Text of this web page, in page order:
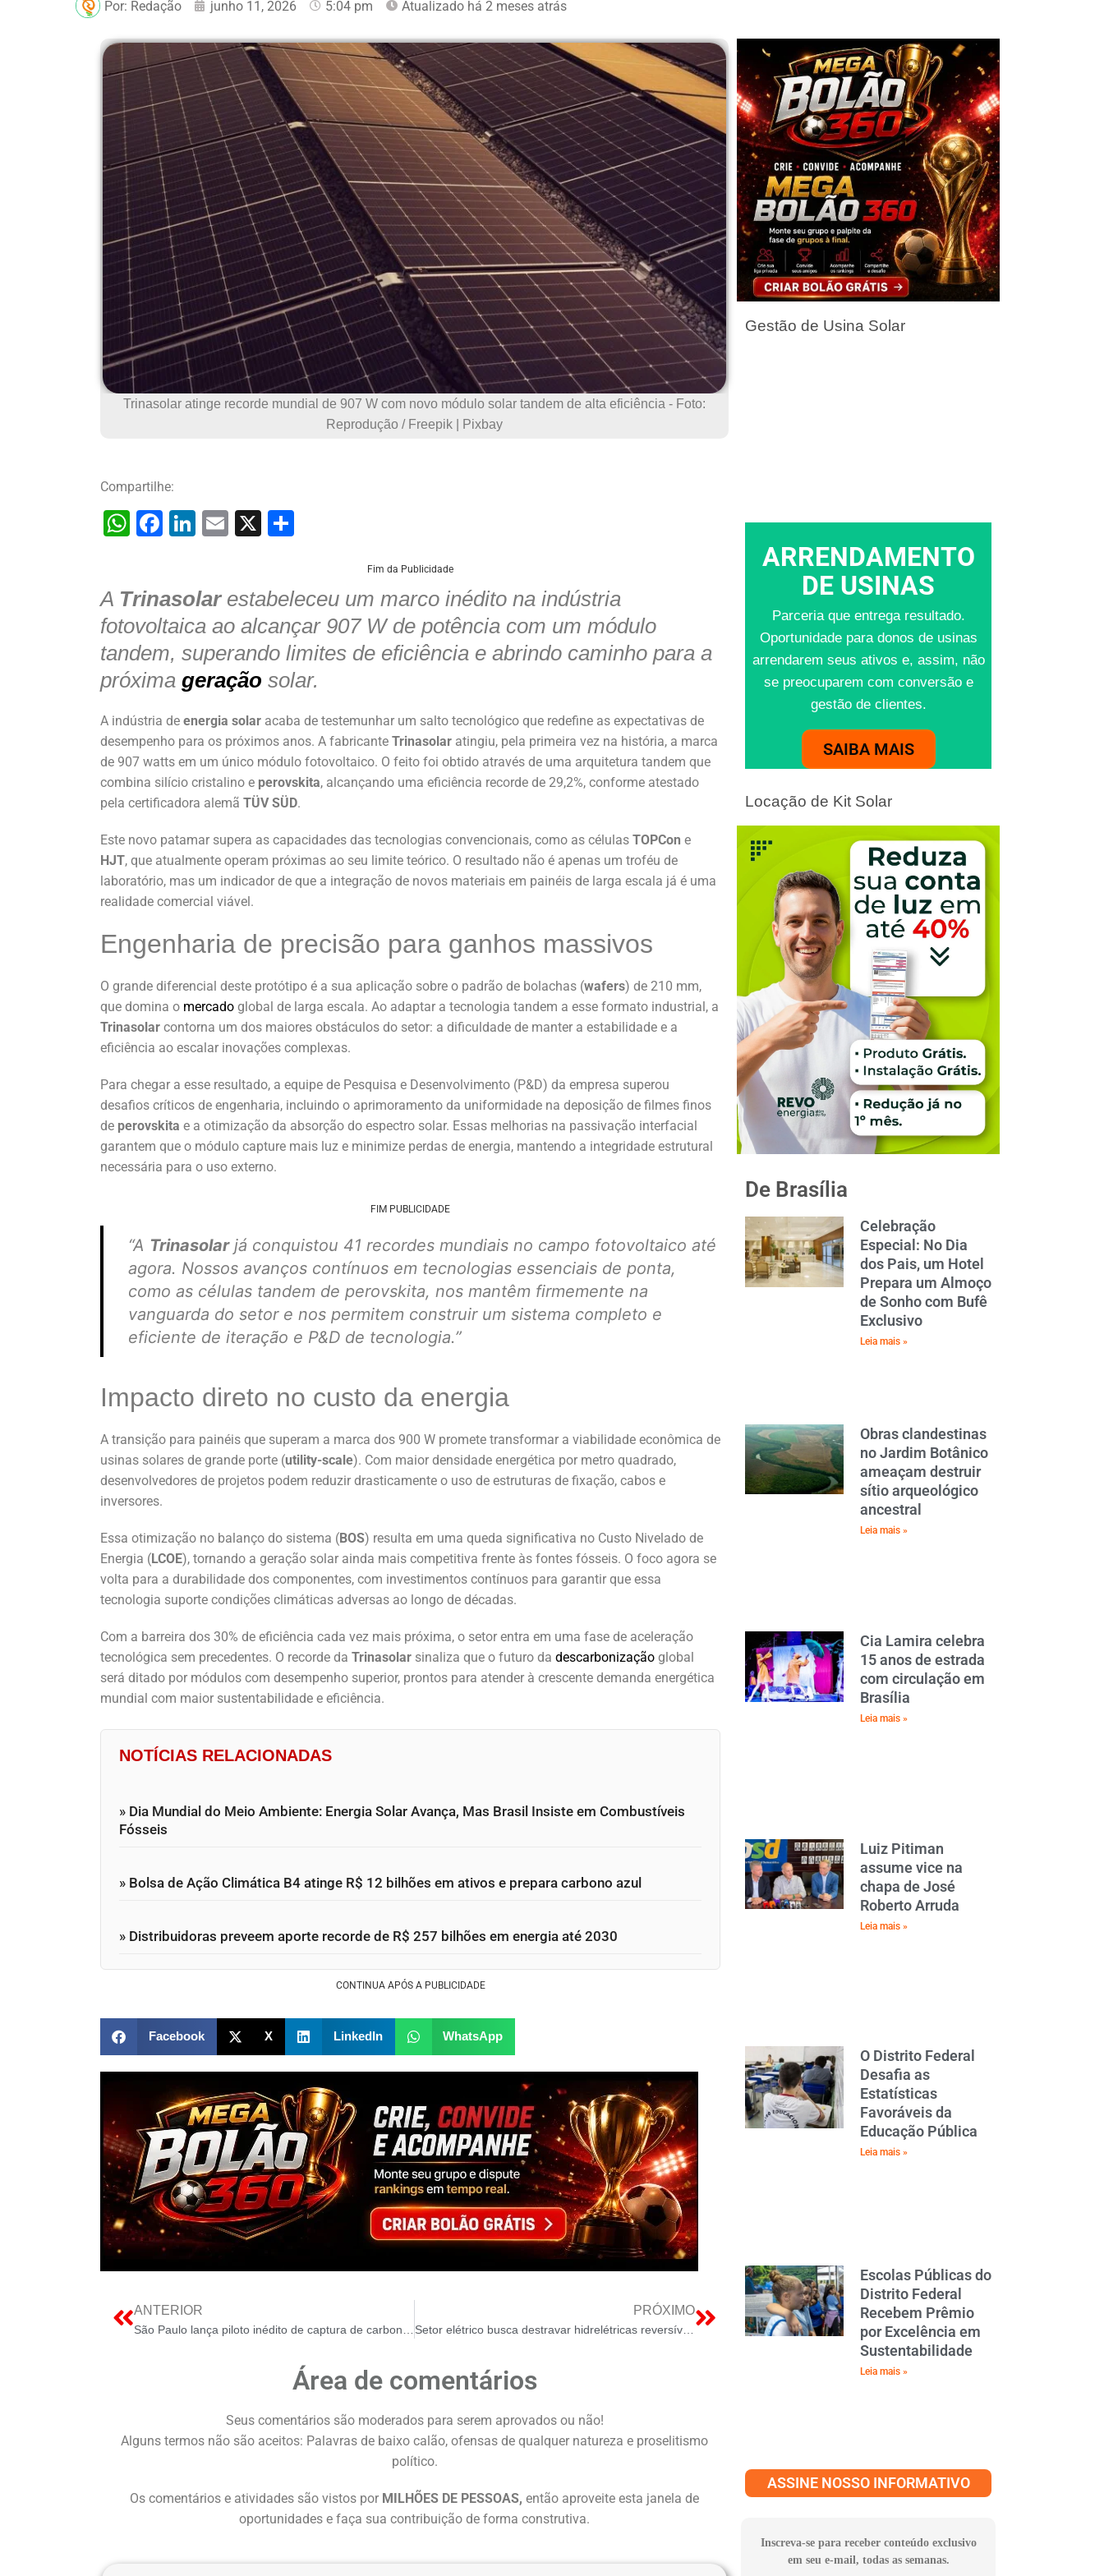
Por: Redação junho 11, 2026 5:04 pm Atualizado há 2 meses atrás
Trinasolar atinge recorde mundial de 907 W com novo módulo solar tandem de alta eficiência - Foto:
Reprodução / Freepik | Pixbay
Compartilhe:
W
s
A
p
p
F
e
b
o
o
k
Li
e
dI
n
E
l
X
e
Fim da Publicidade
A Trinasolarestabeleceu um marco inédito na indústria
fotovoltaica ao alcançar 907 W de potência com um módulo
tandem, superando limites de eficiência e abrindo caminho para a
próxima geração solar.
A indústria de energia solar acaba de testemunhar um salto tecnológico que redefine as expectativas de
desempenho para os próximos anos. A fabricante Trinasolar atingiu, pela primeira vez na história, a marca
de 907 watts em um único módulo fotovoltaico. O feito foi obtido através de uma arquitetura tandem que
combina silício cristalino e perovskita, alcançando uma eficiência recorde de 29,2%, conforme atestado
pela certificadora alemã TÜV SÜD.
Este novo patamar supera as capacidades das tecnologias convencionais, como as células TOPCon e
HJT, que atualmente operam próximas ao seu limite teórico. O resultado não é apenas um troféu de
laboratório, mas um indicador de que a integração de novos materiais em painéis de larga escala já é uma
realidade comercial viável.
Engenharia de precisão para ganhos massivos
O grande diferencial deste protótipo é a sua aplicação sobre o padrão de bolachas (wafers) de 210 mm,
que domina o mercado global de larga escala. Ao adaptar a tecnologia tandem a esse formato industrial, a
Trinasolar contorna um dos maiores obstáculos do setor: a dificuldade de manter a estabilidade e a
eficiência ao escalar inovações complexas.
Para chegar a esse resultado, a equipe de Pesquisa e Desenvolvimento (P&D) da empresa superou
desafios críticos de engenharia, incluindo o aprimoramento da uniformidade na deposição de filmes finos
de perovskita e a otimização da absorção do espectro solar. Essas melhorias na passivação interfacial
garantem que o módulo capture mais luz e minimize perdas de energia, mantendo a integridade estrutural
necessária para o uso externo.
FIM PUBLICIDADE
“A Trinasolarjá conquistou 41 recordes mundiais no campo fotovoltaico até
agora. Nossos avanços contínuos em tecnologias essenciais de ponta,
como as células tandem de perovskita, nos mantêm firmemente na
vanguarda do setor e nos permitem construir um sistema completo e
eficiente de iteração e P&D de tecnologia.”
Impacto direto no custo da energia
A transição para painéis que superam a marca dos 900 W promete transformar a viabilidade econômica de
usinas solares de grande porte (utility-scale). Com maior densidade energética por metro quadrado,
desenvolvedores de projetos podem reduzir drasticamente o uso de estruturas de fixação, cabos e
inversores.
Essa otimização no balanço do sistema (BOS) resulta em uma queda significativa no Custo Nivelado de
Energia (LCOE), tornando a geração solar ainda mais competitiva frente às fontes fósseis. O foco agora se
volta para a durabilidade dos componentes, com investimentos contínuos para garantir que essa
tecnologia suporte condições climáticas adversas ao longo de décadas.
Com a barreira dos 30% de eficiência cada vez mais próxima, o setor entra em uma fase de aceleração
tecnológica sem precedentes. O recorde da Trinasolar sinaliza que o futuro da descarbonização global
será ditado por módulos com desempenho superior, prontos para atender à crescente demanda energética
mundial com maior sustentabilidade e eficiência.
NOTÍCIAS RELACIONADAS
» Dia Mundial do Meio Ambiente: Energia Solar Avança, Mas Brasil Insiste em Combustíveis
Fósseis
» Bolsa de Ação Climática B4 atinge R$ 12 bilhões em ativos e prepara carbono azul
» Distribuidoras preveem aporte recorde de R$ 257 bilhões em energia até 2030
CONTINUA APÓS A PUBLICIDADE
Facebook X LinkedIn WhatsApp
ANTERIOR PRÓXIMO
Área de comentários
Seus comentários são moderados para serem aprovados ou não!
Alguns termos não são aceitos: Palavras de baixo calão, ofensas de qualquer natureza e proselitismo
político.
Os comentários e atividades são vistos por MILHÕES DE PESSOAS, então aproveite esta janela de
oportunidades e faça sua contribuição de forma construtiva.
Gestão de Usina Solar
ARRENDAMENTO
DE USINAS
Parceria que entrega resultado.
Oportunidade para donos de usinas
arrendarem seus ativos e, assim, não
se preocuparem com conversão e
gestão de clientes.
SAIBA MAIS
Locação de Kit Solar
De Brasília
Celebração
Especial: No Dia
dos Pais, um Hotel
Prepara um Almoço
de Sonho com Bufê
Exclusivo
Leia mais »
Obras clandestinas
no Jardim Botânico
ameaçam destruir
sítio arqueológico
ancestral
Leia mais »
Cia Lamira celebra
15 anos de estrada
com circulação em
Brasília
Leia mais »
Luiz Pitiman
assume vice na
chapa de José
Roberto Arruda
Leia mais »
O Distrito Federal
Desafia as
Estatísticas
Favoráveis da
Educação Pública
Leia mais »
Escolas Públicas do
Distrito Federal
Recebem Prêmio
por Excelência em
Sustentabilidade
Leia mais »
ASSINE NOSSO INFORMATIVO
Inscreva-se para receber conteúdo exclusivo
em seu e-mail, todas as semanas.